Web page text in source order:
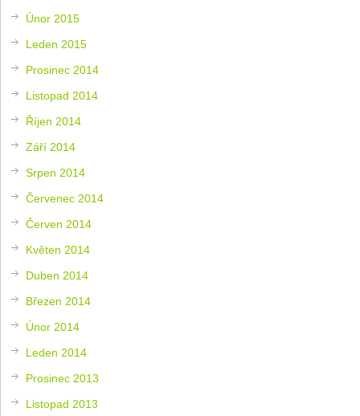
Únor 2015
Leden 2015
Prosinec 2014
Listopad 2014
Říjen 2014
Září 2014
Srpen 2014
Červenec 2014
Červen 2014
Květen 2014
Duben 2014
Březen 2014
Únor 2014
Leden 2014
Prosinec 2013
Listopad 2013